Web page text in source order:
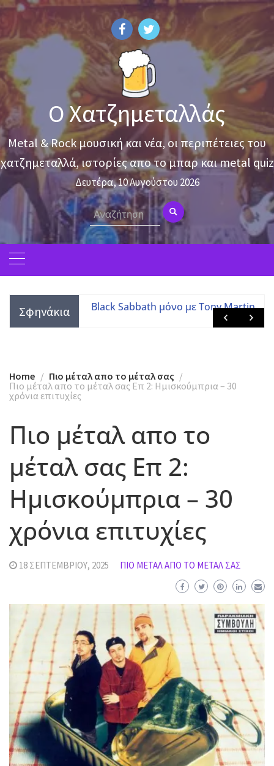
Skip
content
Ο Χατζημεταλλάς
Metal & Rock μουσική και νέα, οι περιπέτειες του
χατζημεταλλά, ιστορίες απο το μπαρ και metal quiz
Δευτέρα, 10 Αυγούστου 2026
Search
for:
Σφηνάκια
Martin
Ozzy Osbourne – Ένας χρόνος χωρίς
Home
Πιο μέταλ απο το μέταλ σας
Πιο μέταλ απο το μέταλ σας Επ 2: Ημισκούμπρια – 30
χρόνια επιτυχίες
Πιο μέταλ απο το
μέταλ σας Επ 2:
Ημισκούμπρια – 30
χρόνια επιτυχίες
18 ΣΕΠΤΕΜΒΡΊΟΥ, 2025 ΠΙΟ ΜΈΤΑΛ ΑΠΟ ΤΟ ΜΈΤΑΛ ΣΑΣ